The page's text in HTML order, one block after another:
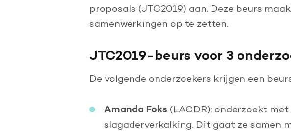
proposals (JTC2019) aan. Deze beurs
samenwerkingen op te zetten.
JTC2019-beurs voor 3
De volgende onderzoekers krijgen een
Amanda Foks (LACDR): onderzoekt
slagaderverkalking. Dit gaat ze samen